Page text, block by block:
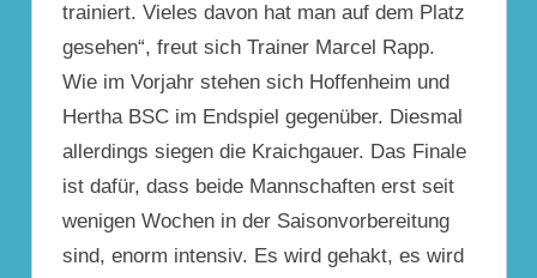
trainiert. Vieles davon hat man auf dem Platz
gesehen“, freut sich Trainer Marcel Rapp.
Wie im Vorjahr stehen sich Hoffenheim und
Hertha BSC im Endspiel gegenüber. Diesmal
allerdings siegen die Kraichgauer. Das Finale
ist dafür, dass beide Mannschaften erst seit
wenigen Wochen in der Saisonvorbereitung
sind, enorm intensiv. Es wird gehakt, es wird